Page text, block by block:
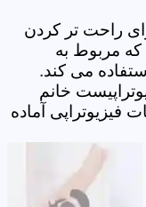
راحت تر کردن
مربوط به
می کند.
خانم
فیزیوتراپی آماده